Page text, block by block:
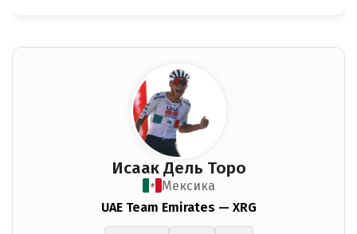
Исаак Дель Торо
Мексика
UAE Team Emirates — XRG